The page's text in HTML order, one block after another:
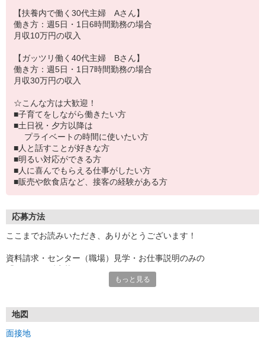
【扶養内で働く30代主婦 Aさん】
働き方：週5日・1日6時間勤務の場合
月収10万円の収入
【ガッツリ働く40代主婦 Bさん】
働き方：週5日・1日7時間勤務の場合
月収30万円の収入
☆こんな方は大歓迎！
■子育てをしながら働きたい方
■土日祝・夕方以降は
プライベートの時間に使いたい方
■人と話すことが好きな方
■明るい対応ができる方
■人に喜んでもらえる仕事がしたい方
■販売や飲食店など、接客の経験がある方
応募方法
ここまでお読みいただき、ありがとうございます！
資料請求・センター（職場）見学・お仕事説明のみの
少しでも気になった方は、ぜひぜひご応募くださいね♪
TEL：029251-8960
もっと見る
地図
面接地